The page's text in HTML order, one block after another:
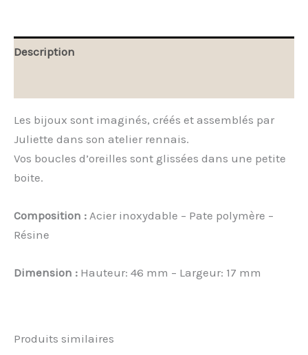
Description
Les bijoux sont imaginés, créés et assemblés par
Juliette dans son atelier rennais.
Vos boucles d’oreilles sont glissées dans une petite
boite.
Composition : Acier inoxydable – Pate polymère –
Résine
Dimension : Hauteur: 46 mm – Largeur: 17 mm
Produits similaires